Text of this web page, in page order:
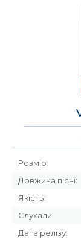
Розмір:
Довжина пісні:
Якість:
Слухали:
Дата релізу: